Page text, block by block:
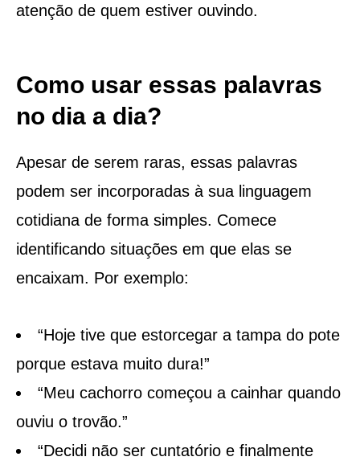
atenção de quem estiver ouvindo.
Como usar essas palavras
no dia a dia?
Apesar de serem raras, essas palavras
podem ser incorporadas à sua linguagem
cotidiana de forma simples. Comece
identificando situações em que elas se
encaixam. Por exemplo:
“Hoje tive que estorcegar a tampa do pote
porque estava muito dura!”
“Meu cachorro começou a cainhar quando
ouviu o trovão.”
“Decidi não ser cuntatório e finalmente